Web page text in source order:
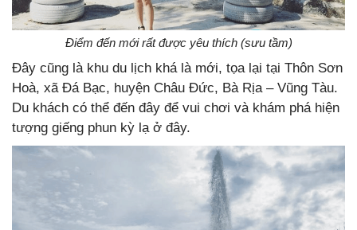
Điểm đến mới rất được yêu thích (sưu tầm)
Đây cũng là khu du lịch khá là mới, tọa lại tại Thôn Sơn
Hoà, xã Đá Bạc, huyện Châu Đức, Bà Rịa – Vũng Tàu.
Du khách có thể đến đây để vui chơi và khám phá hiện
tượng giếng phun kỳ lạ ở đây.